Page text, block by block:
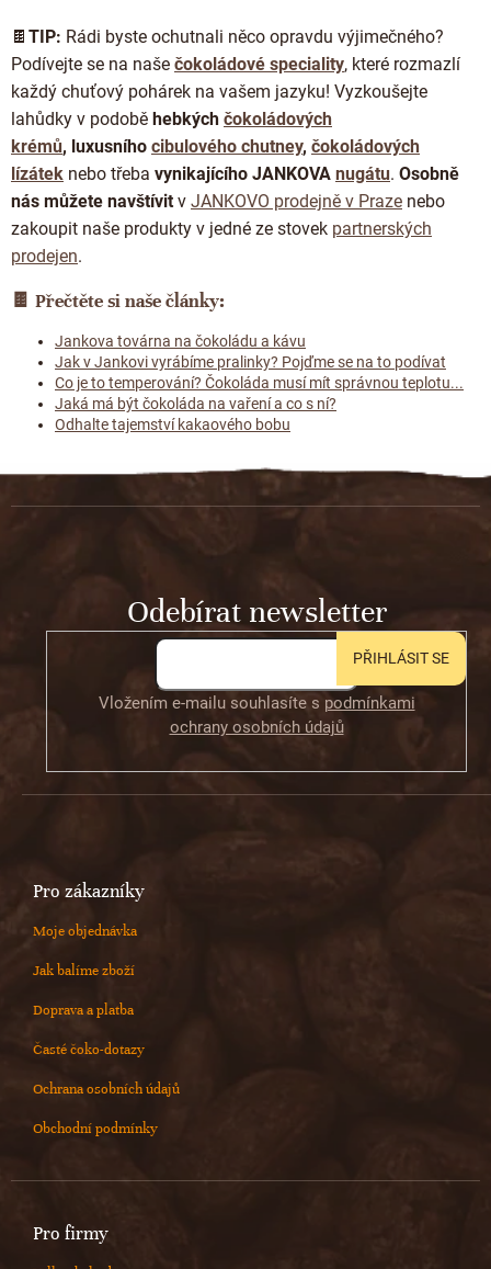
🍫 TIP: Rádi byste ochutnali něco opravdu výjimečného?
Podívejte se na naše čokoládové speciality, které rozmazlí
každý chuťový pohárek na vašem jazyku! Vyzkoušejte
lahůdky v podobě hebkých čokoládových
krémů, luxusního cibulového chutney, čokoládových
lízátek nebo třeba vynikajícího JANKOVA nugátu. Osobně
nás můžete navštívit v JANKOVO prodejně v Praze nebo
zakoupit naše produkty v jedné ze stovek partnerských
prodejen.
🍫 Přečtěte si naše články:
Jankova továrna na čokoládu a kávu
Jak v Jankovi vyrábíme pralinky? Pojďme se na to podívat
Co je to temperování? Čokoláda musí mít správnou teplotu...
Jaká má být čokoláda na vaření a co s ní?
Odhalte tajemství kakaového bobu
Z
Odebírat newsletter
Vložením e-mailu souhlasíte s podmínkami
ochrany osobních údajů
PŘIHLÁSIT SE
Pro zákazníky
Moje objednávka
Jak balíme zboží
Doprava a platba
Časté čoko-dotazy
Ochrana osobních údajů
Obchodní podmínky
Pro firmy